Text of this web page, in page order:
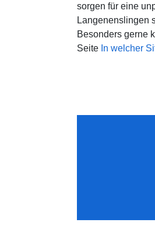
sorgen für eine
Langenenslingen
Besonders gerne
Seite In welcher